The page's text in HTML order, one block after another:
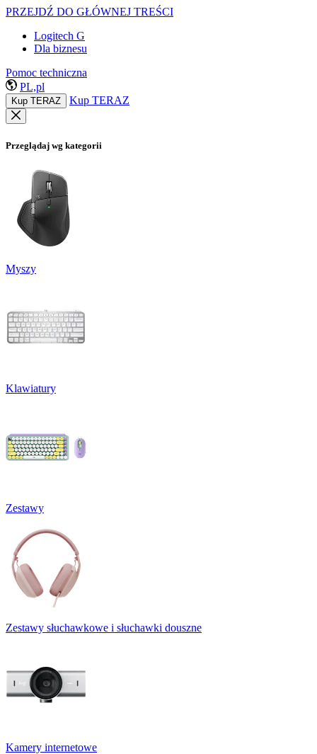
PRZEJDŹ DO GŁÓWNEJ TREŚCI
Logitech G
Dla biznesu
Pomoc techniczna
PL,pl
Kup TERAZ Kup TERAZ
Przeglądaj wg kategorii
Myszy
Klawiatury
Zestawy
Zestawy słuchawkowe i słuchawki douszne
Kamery internetowe